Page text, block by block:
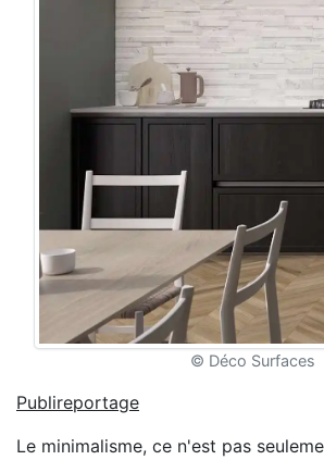
© Déco Surfaces
Publireportage
Le minimalisme, ce n'est pas